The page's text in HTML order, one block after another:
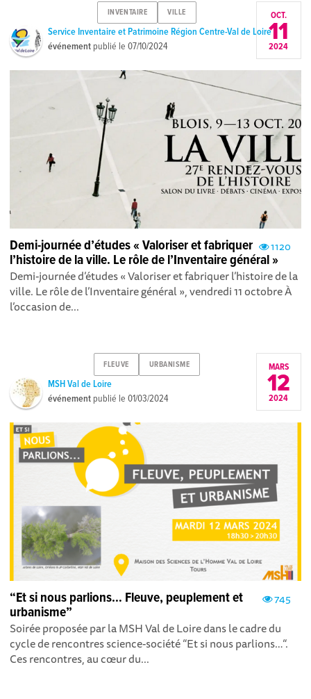
INVENTAIRE VILLE
Service Inventaire et Patrimoine Région Centre-Val de Loire
événement publié le07/10/2024
OCT.
11
2024
1120
Demi-journée d’études « Valoriser et fabriquer
l’histoire de la ville. Le rôle de l’Inventaire général »
Demi-journée d’études « Valoriser et fabriquer l’histoire de la
ville. Le rôle de l’Inventaire général », vendredi 11 octobre À
l’occasion de...
FLEUVE URBANISME
MSH Val de Loire
événement publié le01/03/2024
MARS
12
2024
745
“Et si nous parlions… Fleuve, peuplement et
urbanisme”
Soirée proposée par la MSH Val de Loire dans le cadre du
cycle de rencontres science-société “Et si nous parlions… “.
Ces rencontres, au cœur du...